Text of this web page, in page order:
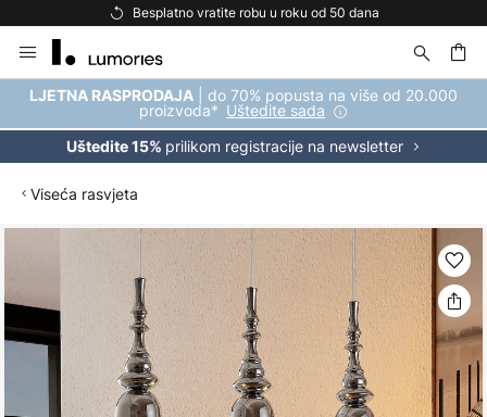
Besplatno vratite robu u roku od 50 dana
to
Content
LJETNA RASPRODAJA | do 70% popusta na više od 20.000
proizvoda* Uštedite sada
Uštedite 15% prilikom registracije na newsletter
Viseća rasvjeta
Skip
the
end
of
images